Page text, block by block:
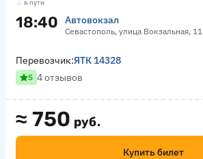
в пути
18:40 Автовокзал
Севастополь, улица Вокзальная, 11
≈ 750 руб.
Купить билет
Перевозчик:ЯТК 14328
5 4 отзывов